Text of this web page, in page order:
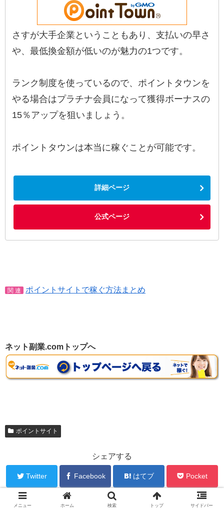
さすが大手企業ということもあり、支払いの早さ
や、最低換金額が低いのが魅力の1つです。
ランク制度を使っているので、ポイントタウンを
やる場合はプラチナ会員になって獲得ボーナスの
15％アップを狙いましょう。
ポイントタウンは本当に稼ぐことが可能です。
詳細ページ
公式ページ
関 連 ポイントサイトで稼ぐ方法まとめ
ネット副業.comトップへ
ポイントサイト
シェアする
Twitter Facebook はてブ Pocket
internetsidejob
メニュー ホーム 検索 トップ サイドバー